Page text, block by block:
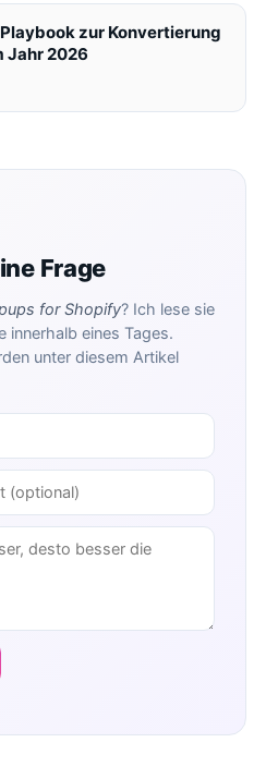
zur Konvertierung
Jahr 2026
Frage
for Shopify? Ich lese sie
innerhalb eines Tages.
unter diesem Artikel